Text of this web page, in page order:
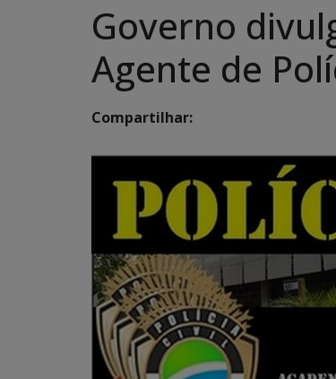
Governo
Agente de
Compartilhar: